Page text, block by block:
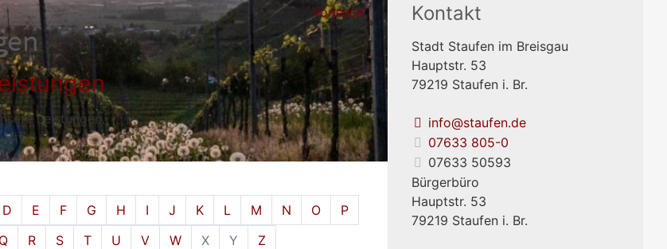
Vorlesen
Leistungen.
überspringen
D E F G H I J K L M N O
P
Q
R S T U V W X Y Z
Kontakt
Stadt Staufen im Breisgau
Hauptstr. 53
79219 Staufen i. Br.
info@staufen.de
07633 805-0
07633 50593
Bürgerbüro
Hauptstr. 53
79219 Staufen i. Br.